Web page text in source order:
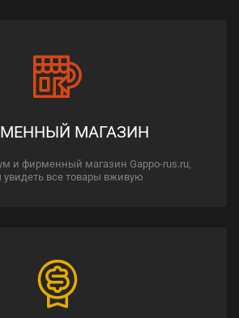
МАГАЗИН
и фирменный магазин Gappo-rus.ru,
увидеть все товары вживую